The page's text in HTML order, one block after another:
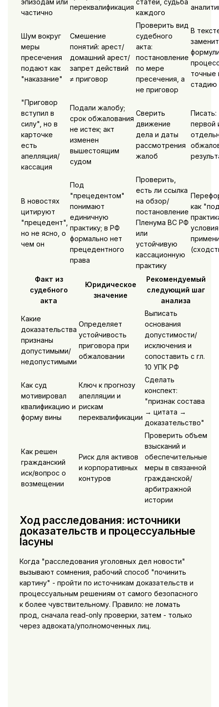
эпизодам или
частично
переквалификация
статей, судьба
каждого
Шум вокруг
меры
пресечения
подают как
"наказание"
Смешение
понятий: арест/
домашний арест/
запрет действий
≠ приговор
Проверить вид
судебного
акта:
постановление
по мере
пресечения, а
не приговор
В
точные
стадию
"Приговор
вступил в
силу", но в
карточке
есть
апелляция/
кассация
Подали жалобу;
срок обжалования
не истек; акт
изменен
вышестоящим
судом
Сверить
движение
дела и даты
рассмотрения
жалоб
Писать:
первой
В новостях
цитируют
"прецедент",
но не ясно, о
чем он
Под
"прецедентом"
понимают
единичную
практику; в РФ
формально нет
прецедентного
права
Проверить,
есть ли ссылка
на обзор/
постановление
Пленума ВС РФ
или
устойчивую
кассационную
практику
как
условия
Факт из
судебного
акта
Юридическое
значение
Рекомендуемый
следующий шаг
анализа
Какие
доказательства
признаны
допустимыми/
недопустимыми
Определяет
устойчивость
приговора при
обжаловании
Выписать
основания
допустимости/
исключения и
сопоставить с гл.
10 УПК РФ
Как суд
мотивировал
квалификацию и
форму вины
Ключ к прогнозу
апелляции и
рискам
переквалификации
Сделать
конспект:
"признак состава
→ цитата →
доказательство"
Как решен
гражданский
иск/вопрос о
возмещении
Риск для активов
и корпоративных
контуров
Проверить объем
взысканий и
обеспечительные
меры в связанной
гражданской/
арбитражной
истории
Ход расследования: источники
доказательств и процессуальные
lacуны
Когда "расследования уголовных дел новости"
вызывают сомнения, рабочий способ "починить
картину" - пройти по источникам доказательств и
процессуальным решениям от самого безопасного
к более чувствительному. Правило: не ломать
прод, сначала read-only проверки, затем - только
через адвоката/уполномоченных лиц.